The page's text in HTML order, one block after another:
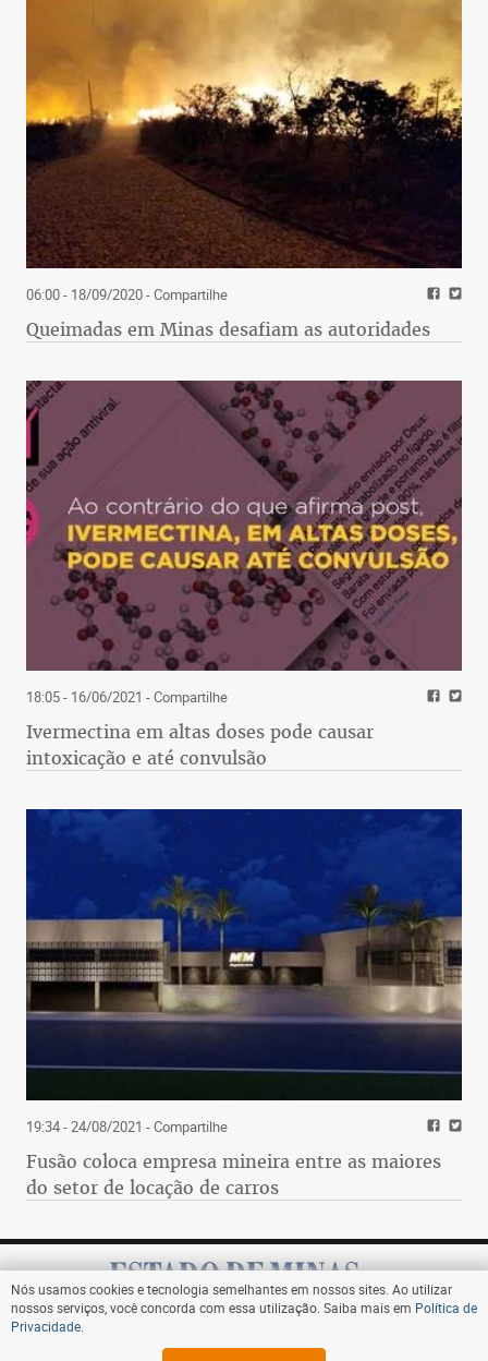
06:00 - 18/09/2020- Compartilhe
Queimadas em Minas desafiam as autoridades
18:05 - 16/06/2021 - Compartilhe
Ivermectina em altas doses pode causar
intoxicação e até convulsão
19:34 - 24/08/2021 - Compartilhe
Fusão coloca empresa mineira entre as maiores
do setor de locação de carros
Assine
Nós usamos cookies e tecnologia semelhantes em nossos sites. Ao utilizar
nossos serviços, você concorda com essa utilização. Saiba mais em Política de
Privacidade